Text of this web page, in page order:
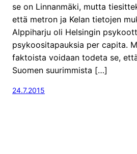
se on Linnanmäki, mutta
että metron ja Kelan tietojen
Alppiharju oli Helsingin
psykoositapauksia per capita.
faktoista voidaan todeta se,
Suomen suurimmista […]
24.7.2015